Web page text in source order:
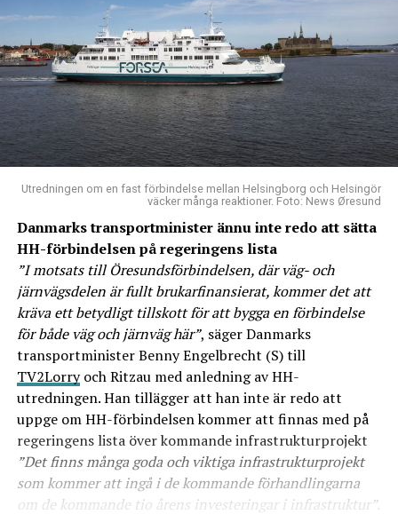
Utredningen om en fast förbindelse mellan Helsingborg och Helsingör
väcker många reaktioner. Foto: News Øresund
Danmarks transportminister ännu inte redo att sätta
HH-förbindelsen på regeringens lista
”I motsats till Öresundsförbindelsen, där väg- och
järnvägsdelen är fullt brukarfinansierat, kommer det att
kräva ett betydligt tillskott för att bygga en förbindelse
för både väg och järnväg här”, säger Danmarks
transportminister Benny Engelbrecht (S) till
TV2Lorryoch Ritzau med anledning av HH-
utredningen. Han tillägger att han inte är redo att
uppge om HH-förbindelsen kommer att finnas med på
regeringens lista över kommande infrastrukturprojekt
”Det finns många goda och viktiga infrastrukturprojekt
som kommer att ingå i de kommande förhandlingarna
om de kommande tio årens investeringar i infrastruktur”.